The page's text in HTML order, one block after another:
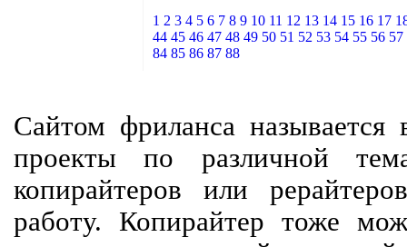
1 2 3 4 5 6 7 8 9 10 11 12 13 14 15 16 17
44 45 46 47 48 49 50 51 52 53 54 55 56 57
84 85 86 87 88
Сайтом фриланса называется
проекты по различной
копирайтеров или
работу. Копирайтер тоже